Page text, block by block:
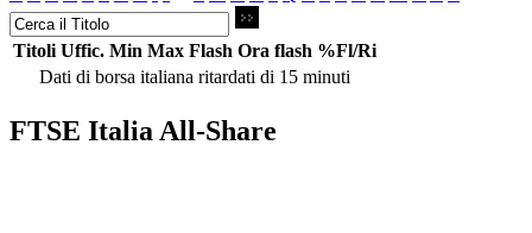
Titoli Uffic. Min Max Flash Ora flash %Fl/Ri
Dati di borsa italiana ritardati di 15 minuti
FTSE Italia All-Share